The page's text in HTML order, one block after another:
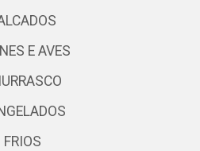
E AVES
FRIOS